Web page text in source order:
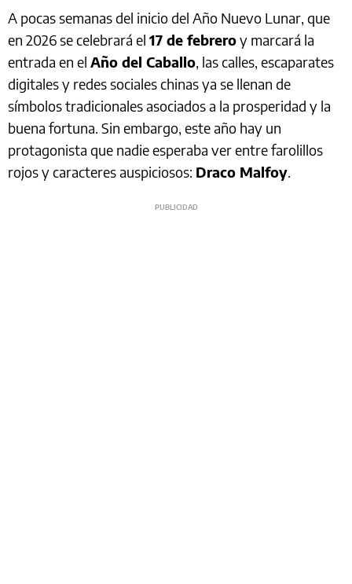
A pocas semanas del inicio del Año Nuevo Lunar, que
en 2026 se celebrará el 17 de febreroy marcará la
entrada en el Año del Caballo, las calles, escaparates
digitales y redes sociales chinas ya se llenan de
símbolos tradicionales asociados a la prosperidad y la
buena fortuna. Sin embargo, este año hay un
protagonista que nadie esperaba ver entre farolillos
rojos y caracteres auspiciosos: Draco Malfoy.